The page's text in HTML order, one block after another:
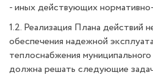
- иных действующих
1.2. Реализация Плана действий
обеспечения надежной
теплоснабжения
должна решать следующие